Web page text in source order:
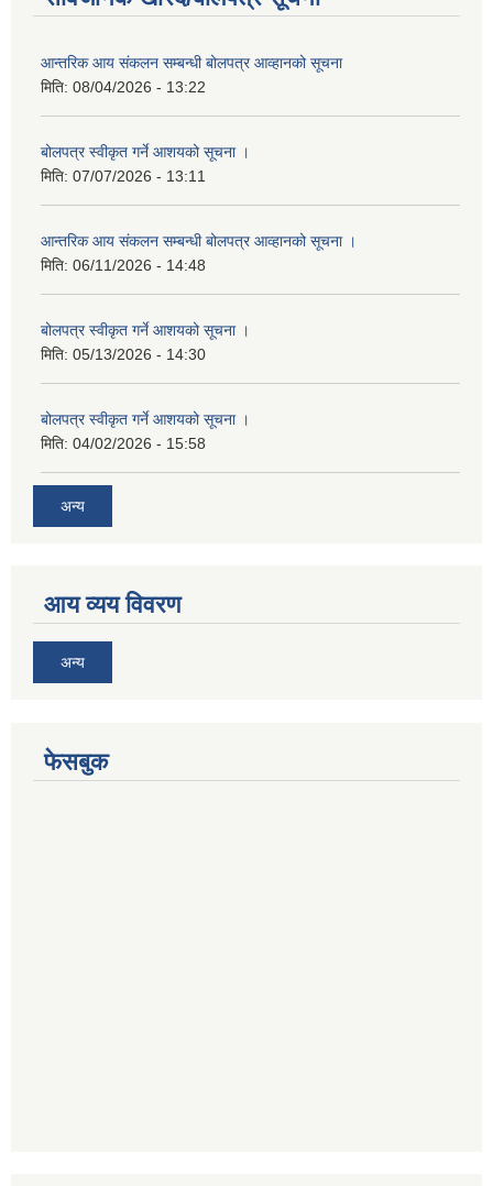
आन्तरिक आय संकलन सम्बन्धी बोलपत्र आव्हानको सूचना
मिति: 08/04/2026 - 13:22
बोलपत्र स्वीकृत गर्ने आशयको सूचना ।
मिति: 07/07/2026 - 13:11
आन्तरिक आय संकलन सम्बन्धी बोलपत्र आव्हानको सूचना ।
मिति: 06/11/2026 - 14:48
बोलपत्र स्वीकृत गर्ने आशयको सूचना ।
मिति: 05/13/2026 - 14:30
बोलपत्र स्वीकृत गर्ने आशयको सूचना ।
मिति: 04/02/2026 - 15:58
अन्य
आय व्यय विवरण
अन्य
फेसबुक